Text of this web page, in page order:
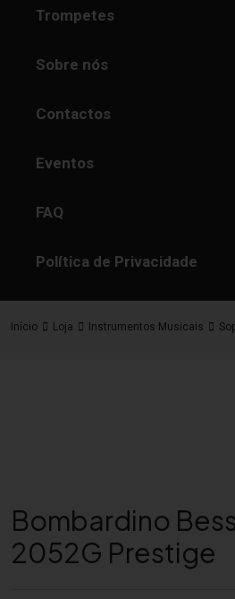
Trompetes
Sobre nós
Contactos
Eventos
FAQ
Política de Privacidade
Início Loja Instrumentos Musicais
Bombardino
2052G Prestige